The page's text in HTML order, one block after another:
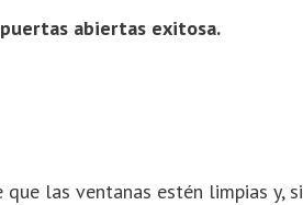
abiertas exitosa.
que las ventanas estén limpias y, si